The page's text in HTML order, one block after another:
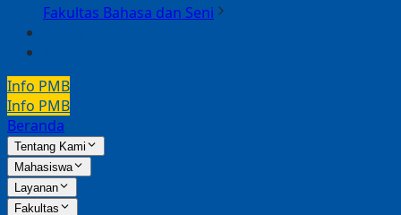
Fakultas Bahasa dan Seni
Info PMB
Info PMB
Beranda
Tentang Kami
Mahasiswa
Layanan
Fakultas